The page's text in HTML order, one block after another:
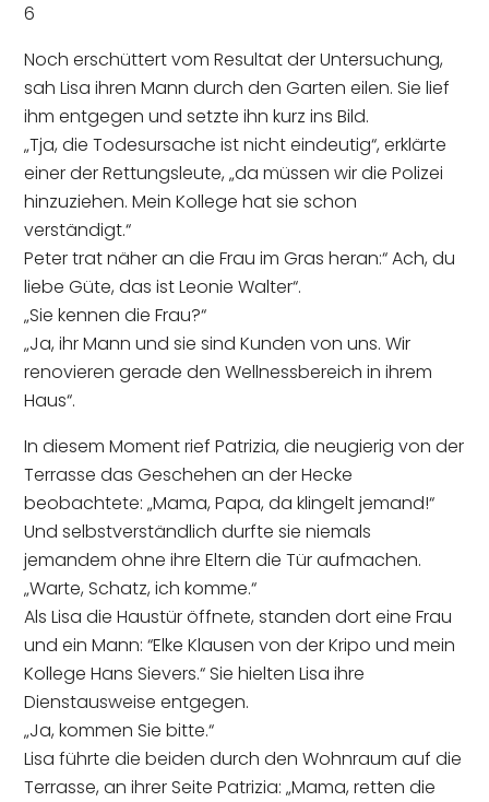
6
Noch erschüttert vom Resultat der Untersuchung,
sah Lisa ihren Mann durch den Garten eilen. Sie lief
ihm entgegen und setzte ihn kurz ins Bild.
„Tja, die Todesursache ist nicht eindeutig“, erklärte
einer der Rettungsleute, „da müssen wir die Polizei
hinzuziehen. Mein Kollege hat sie schon
verständigt.“
Peter trat näher an die Frau im Gras heran:“ Ach, du
liebe Güte, das ist Leonie Walter“.
„Sie kennen die Frau?“
„Ja, ihr Mann und sie sind Kunden von uns. Wir
renovieren gerade den Wellnessbereich in ihrem
Haus“.
In diesem Moment rief Patrizia, die neugierig von der
Terrasse das Geschehen an der Hecke
beobachtete: „Mama, Papa, da klingelt jemand!“
Und selbstverständlich durfte sie niemals
jemandem ohne ihre Eltern die Tür aufmachen.
„Warte, Schatz, ich komme.“
Als Lisa die Haustür öffnete, standen dort eine Frau
und ein Mann: “Elke Klausen von der Kripo und mein
Kollege Hans Sievers.“ Sie hielten Lisa ihre
Dienstausweise entgegen.
„Ja, kommen Sie bitte.“
Lisa führte die beiden durch den Wohnraum auf die
Terrasse, an ihrer Seite Patrizia: „Mama, retten die